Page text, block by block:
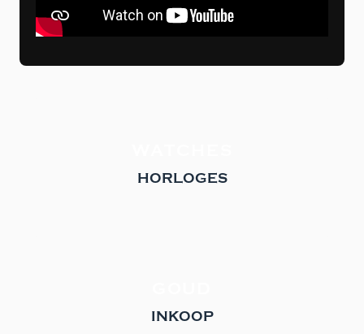
HORLOGES
INKOOP